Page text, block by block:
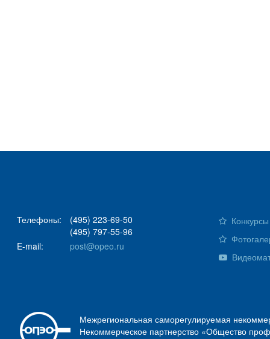
Телефоны:
(495) 223-69-50
(495) 797-55-96
E-mail:
post@opeo.ru
Межрегиональная саморегулируемая
Некоммерческое партнерство «Общество